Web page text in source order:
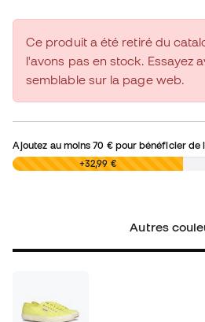
Ce produit a été retiré du
l'avons pas en stock. Essayez
semblable sur la page web.
Ajoutez au moins70 €pour bénéficier de
0,00 € +32,99 €
Autres